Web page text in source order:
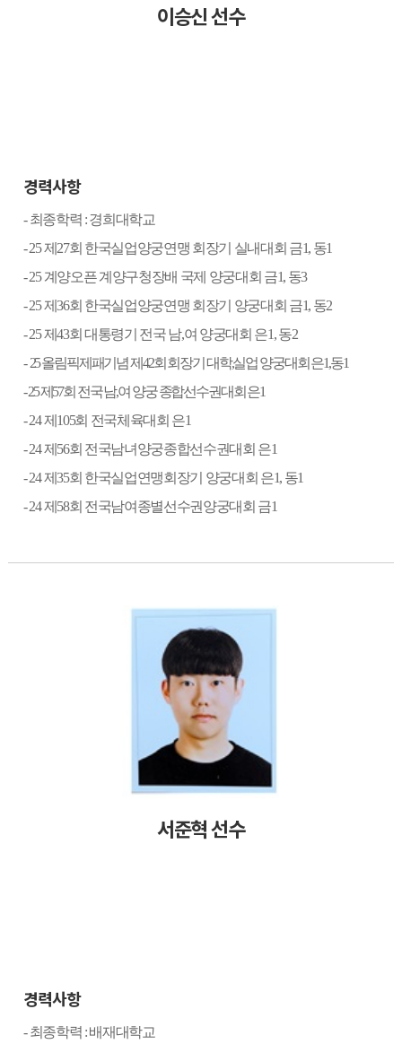
이승신 선수
경력사항
-최종학력 :경희대학교
- 25제 27회 한국실업양궁연맹 회장기 실내대회 금1, 동1
- 25계양오픈 계양구청장배 국제 양궁대회 금1, 동3
- 25제36회 한국실업양궁연맹 회장기 양궁대회 금1, 동2
- 25제43회 대통령기 전국 남,여 양궁대회 은1,동2
-25올림픽제패기념 제42회 회장기 대학,실업 양궁대회 은1,동1
- 25제57회 전국 남,여 양궁 종합선수권대회 은1
- 24제 105회 전국체육대회 은1
- 24제 56회 전국남녀양궁종합선수권대회 은1
- 24제35회 한국실업연맹회장기 양궁대회 은1, 동1
- 24제 58회 전국남여종별선수권양궁대회 금1
서준혁 선수
경력사항
-최종학력 :배재대학교